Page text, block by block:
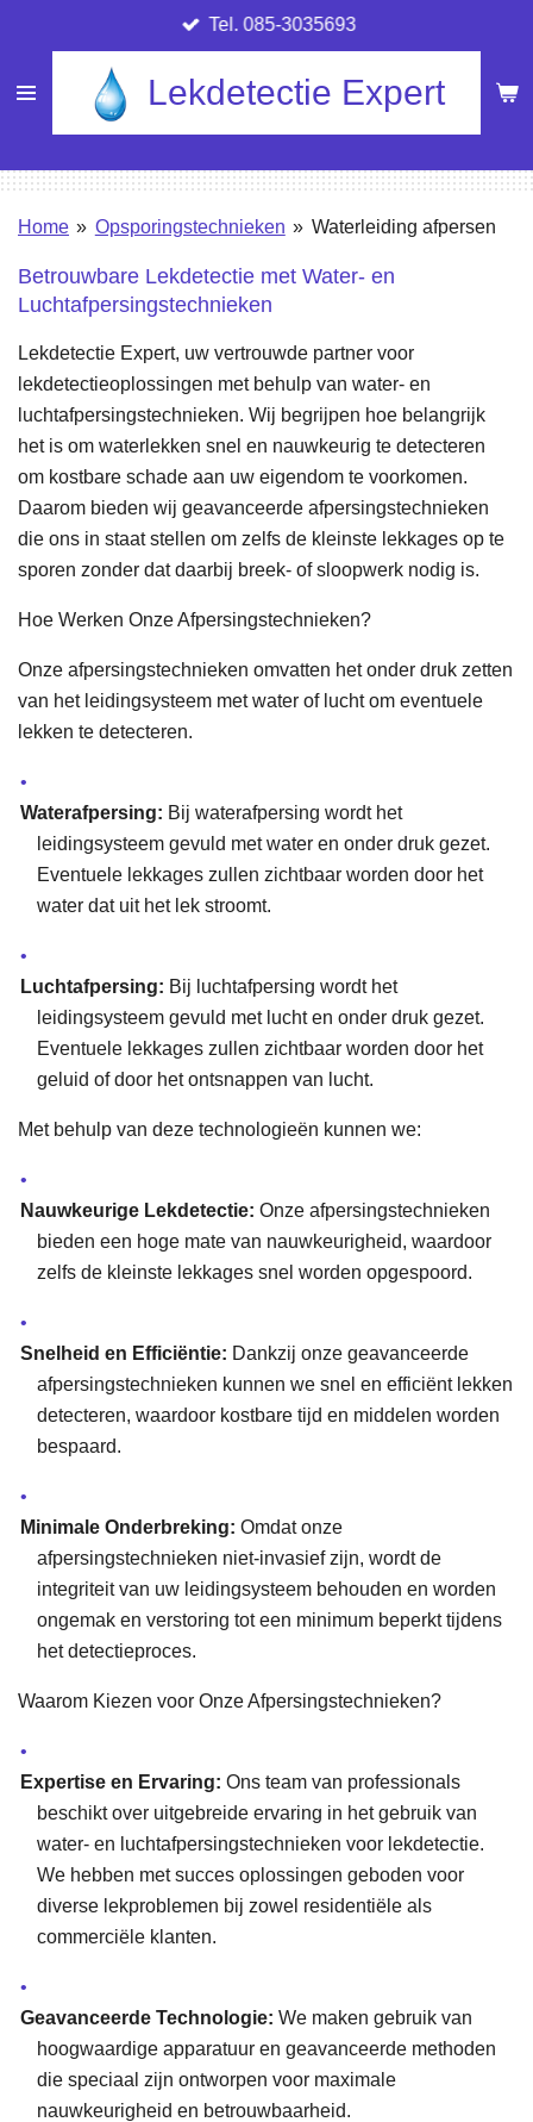
direct
naar
Lekdetectie Expert
Tel. 085-3035693
Home » Opsporingstechnieken » Waterleiding afpersen
Betrouwbare Lekdetectie met Water- en
Luchtafpersingstechnieken
Lekdetectie Expert, uw vertrouwde partner voor
lekdetectieoplossingen met behulp van water- en
luchtafpersingstechnieken. Wij begrijpen hoe belangrijk
het is om waterlekken snel en nauwkeurig te detecteren
om kostbare schade aan uw eigendom te voorkomen.
Daarom bieden wij geavanceerde afpersingstechnieken
die ons in staat stellen om zelfs de kleinste lekkages op te
sporen zonder dat daarbij breek- of sloopwerk nodig is.
Hoe Werken Onze Afpersingstechnieken?
Onze afpersingstechnieken omvatten het onder druk zetten
van het leidingsysteem met water of lucht om eventuele
lekken te detecteren.
Waterafpersing: Bij waterafpersing wordt het
leidingsysteem gevuld met water en onder druk gezet.
Eventuele lekkages zullen zichtbaar worden door het
water dat uit het lek stroomt.
Luchtafpersing: Bij luchtafpersing wordt het
leidingsysteem gevuld met lucht en onder druk gezet.
Eventuele lekkages zullen zichtbaar worden door het
geluid of door het ontsnappen van lucht.
Met behulp van deze technologieën kunnen we:
Nauwkeurige Lekdetectie: Onze afpersingstechnieken
bieden een hoge mate van nauwkeurigheid, waardoor
zelfs de kleinste lekkages snel worden opgespoord.
Snelheid en Efficiëntie: Dankzij onze geavanceerde
afpersingstechnieken kunnen we snel en efficiënt lekken
detecteren, waardoor kostbare tijd en middelen worden
bespaard.
Minimale Onderbreking: Omdat onze
afpersingstechnieken niet-invasief zijn, wordt de
integriteit van uw leidingsysteem behouden en worden
ongemak en verstoring tot een minimum beperkt tijdens
het detectieproces.
Waarom Kiezen voor Onze Afpersingstechnieken?
Expertise en Ervaring: Ons team van professionals
beschikt over uitgebreide ervaring in het gebruik van
water- en luchtafpersingstechnieken voor lekdetectie.
We hebben met succes oplossingen geboden voor
diverse lekproblemen bij zowel residentiële als
commerciële klanten.
Geavanceerde Technologie: We maken gebruik van
hoogwaardige apparatuur en geavanceerde methoden
die speciaal zijn ontworpen voor maximale
nauwkeurigheid en betrouwbaarheid.